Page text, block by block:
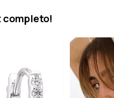
completo!